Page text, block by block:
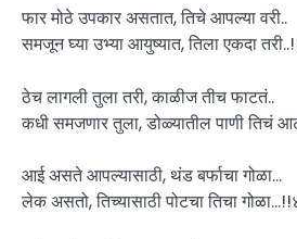
फार मोठे उपकार असतात, तिचे आपल्या वरी..
समजून घ्या उभ्या आयुष्यात, तिला एकदा
ठेच लागली तुला तरी, काळीज तीच फाटतं..
कधी समजणार तुला, डोळ्यातील पाणी तिचं
आई असते आपल्यासाठी, थंड बर्फाचा गोळा…
लेक असतो, तिच्यासाठी पोटचा तिचा